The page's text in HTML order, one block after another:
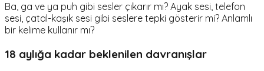
Ba, ga ve ya puh gibi sesler çıkarır mı? Ayak sesi, telefon
sesi, çatal-kaşık sesi gibi seslere tepki gösterir mi? Anlamlı
bir kelime kullanır mı?
18 aylığa kadar beklenilen davranışlar